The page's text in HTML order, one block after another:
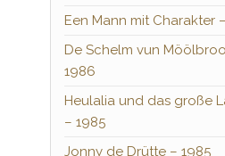
Een Mann mit Charakter
De Schelm vun
1986
Heulalia und das große
– 1985
Jonny de Drütte – 1985